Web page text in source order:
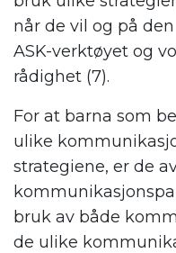
når de vil og på
ASK-verktøyet og
rådighet (7).
For at barna som
ulike
strategiene, er de
bruk av både
de ulike